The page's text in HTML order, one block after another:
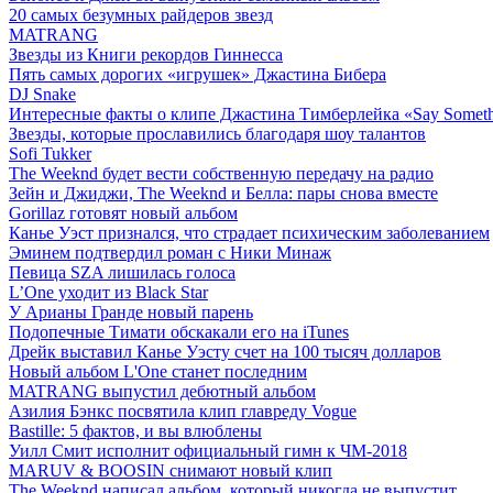
20 самых безумных райдеров звезд
MATRANG
Звезды из Книги рекордов Гиннесса
Пять самых дорогих «игрушек» Джастина Бибера
DJ Snake
Интересные факты о клипе Джастина Тимберлейка «Say
Звезды, которые прославились благодаря шоу талантов
Sofi Tukker
The Weeknd будет вести собственную передачу на радио
Зейн и Джиджи, The Weeknd и Белла: пары снова вместе
Gorillaz готовят новый альбом
Канье Уэст признался, что страдает психическим заболеванием
Эминем подтвердил роман с Ники Минаж
Певица SZA лишилась голоса
L’One уходит из Black Star
У Арианы Гранде новый парень
Подопечные Тимати обскакали его на iTunes
Дрейк выставил Канье Уэсту счет на 100 тысяч долларов
Новый альбом L'One станет последним
MATRANG выпустил дебютный альбом
Азилия Бэнкс посвятила клип главреду Vogue
Bastille: 5 фактов, и вы влюблены
Уилл Смит исполнит официальный гимн к ЧМ-2018
MARUV & BOOSIN снимают новый клип